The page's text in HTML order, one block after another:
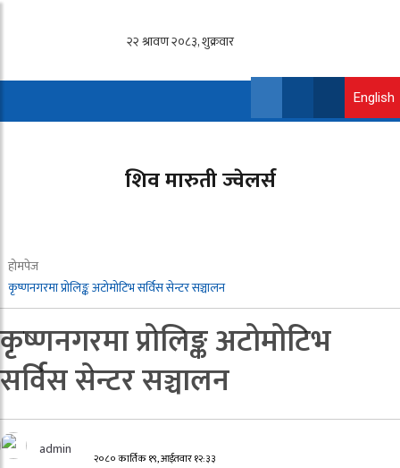
English
शिव मारुती ज्वेलर्स
होमपेज
कृष्णनगरमा प्राेलिङ्क अटोमोटिभ सर्विस सेन्टर सञ्चालन
कृष्णनगरमा प्राेलिङ्क अटोमोटिभ
सर्विस सेन्टर सञ्चालन
admin २०८० कार्तिक १९, आईतवार १२:३३